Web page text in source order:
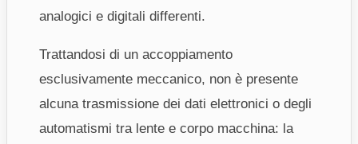
analogici e digitali differenti.
Trattandosi di un accoppiamento
esclusivamente meccanico, non è presente
alcuna trasmissione dei dati elettronici o degli
automatismi tra lente e corpo macchina: la